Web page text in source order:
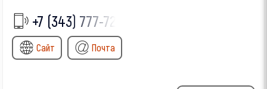
+7 (343) 777-72-
Сайт Почта